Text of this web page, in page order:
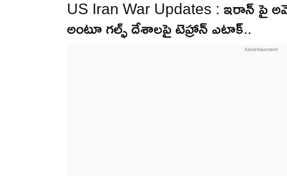
US Iran War Updates : ఇరాన్ పై
అంటూ గల్ఫ్ దేశాలపై టెహ్రాన్ ఎటాక్..